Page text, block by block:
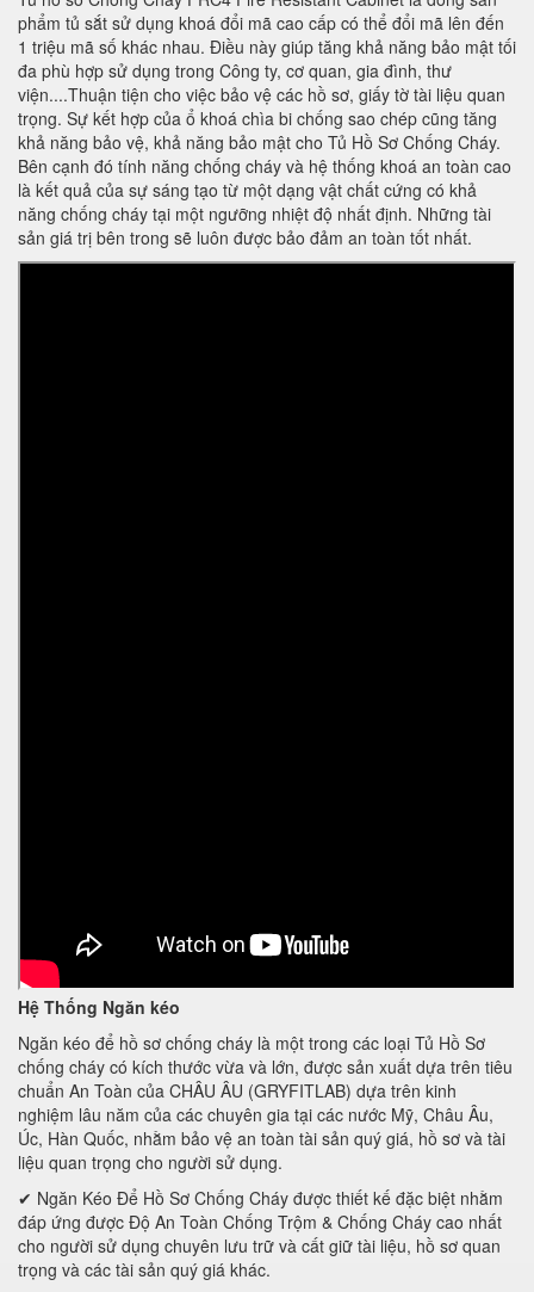
phẩm tủ sắt sử dụng khoá đổi mã cao cấp có thể đổi mã lên đến
1 triệu mã số khác nhau. Điều này giúp tăng khả năng bảo mật tối
đa phù hợp sử dụng trong Công ty, cơ quan, gia đình, thư
viện....Thuận tiện cho việc bảo vệ các hồ sơ, giấy tờ tài liệu quan
trọng. Sự kết hợp của ổ khoá chìa bi chống sao chép cũng tăng
khả năng bảo vệ, khả năng bảo mật cho Tủ Hồ Sơ Chống Cháy.
Bên cạnh đó tính năng chống cháy và hệ thống khoá an toàn cao
là kết quả của sự sáng tạo từ một dạng vật chất cứng có khả
năng chống cháy tại một ngưỡng nhiệt độ nhất định. Những tài
sản giá trị bên trong sẽ luôn được bảo đảm an toàn tốt nhất.
Hệ Thống Ngăn kéo
Ngăn kéo để hồ sơ chống cháy là một trong các loại Tủ Hồ Sơ
chống cháy có kích thước vừa và lớn, được sản xuất dựa trên tiêu
chuẩn An Toàn của CHÂU ÂU (GRYFITLAB) dựa trên kinh
nghiệm lâu năm của các chuyên gia tại các nước Mỹ, Châu Âu,
Úc, Hàn Quốc, nhằm bảo vệ an toàn tài sản quý giá, hồ sơ và tài
liệu quan trọng cho người sử dụng.
✔ Ngăn Kéo Để Hồ Sơ Chống Cháy được thiết kế đặc biệt nhằm
đáp ứng được Độ An Toàn Chống Trộm & Chống Cháy cao nhất
cho người sử dụng chuyên lưu trữ và cất giữ tài liệu, hồ sơ quan
trọng và các tài sản quý giá khác.